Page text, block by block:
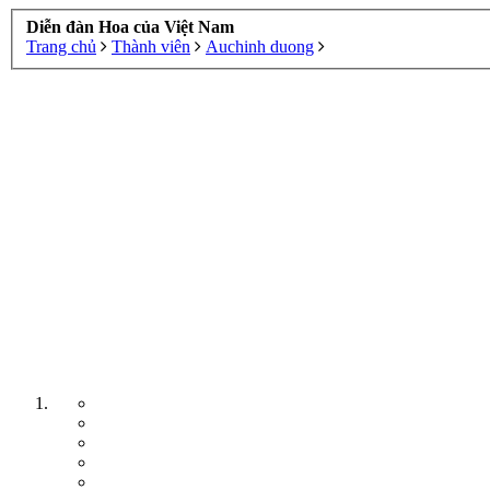
Diễn đàn Hoa của Việt Nam
Trang chủ
Thành viên Auchinh duong